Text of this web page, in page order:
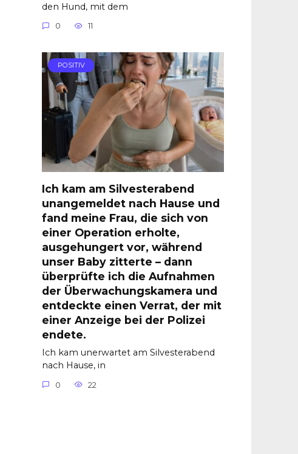
den Hund, mit dem
0 11
POSITIV
Ich kam am Silvesterabend
unangemeldet nach Hause und
fand meine Frau, die sich von
einer Operation erholte,
ausgehungert vor, während
unser Baby zitterte – dann
überprüfte ich die Aufnahmen
der Überwachungskamera und
entdeckte einen Verrat, der mit
einer Anzeige bei der Polizei
endete.
Ich kam unerwartet am Silvesterabend
nach Hause, in
0 22